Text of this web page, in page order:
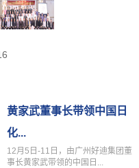
黄家武董事长带领中国日
化...
12月5日-11日，由广州好迪集团董
事长黄家武带领的中国日...